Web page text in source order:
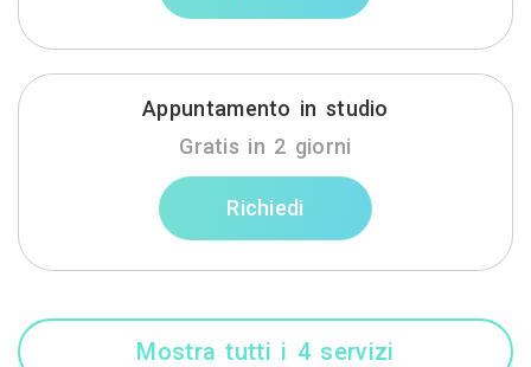
Appuntamento in studio
Gratis in 2 giorni
Richiedi
Mostra tutti i 4 servizi